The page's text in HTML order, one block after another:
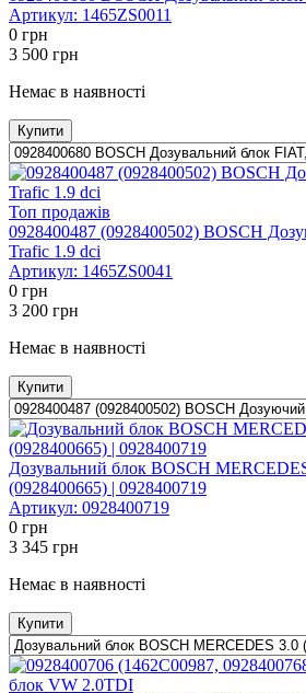
Артикул: 1465ZS0011
0 грн
3 500 грн
Немає в наявності
Купити
Топ продажів
0928400487 (0928400502) BOSCH
Trafic 1.9 dci
Артикул: 1465ZS0041
0 грн
3 200 грн
Немає в наявності
Купити
Дозувальний блок BOSCH
(0928400665) | 0928400719
Артикул: 0928400719
0 грн
3 345 грн
Немає в наявності
Купити